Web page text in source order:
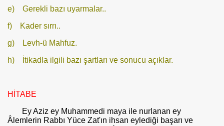
e) Gerekli bazı uyarmalar..
f) Kader sırrı..
g) Levh-ü Mahfuz.
h)
İtikadla ilgili bazı şartları ve sonucu açıklar.
HİTABE
Ey Aziz ey Muhammedi maya ile nurlanan ey
Âlemlerin Rabbı Yüce Zat'ın ihsan eylediği başarı ve